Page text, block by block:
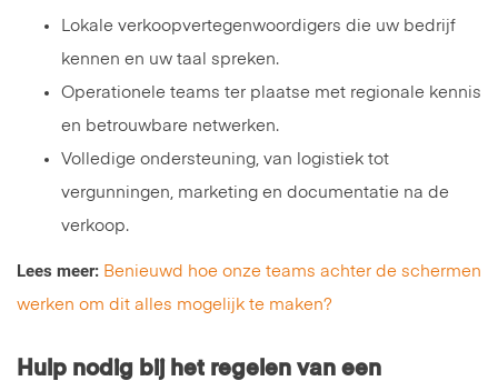
Lokale verkoopvertegenwoordigers die uw bedrijf
kennen en uw taal spreken.
Operationele teams ter plaatse met regionale kennis
en betrouwbare netwerken.
Volledige ondersteuning, van logistiek tot
vergunningen, marketing en documentatie na de
verkoop.
Lees meer: Benieuwd hoe onze teams achter de schermen
werken om dit alles mogelijk te maken?
Hulp nodig bij het regelen van een